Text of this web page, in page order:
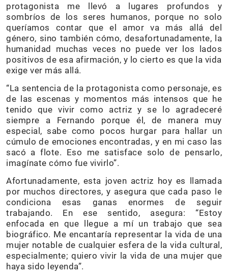
protagonista me llevó a lugares profundos y
sombríos de los seres humanos, porque no solo
queríamos contar que el amor va más allá del
género, sino también cómo, desafortunadamente, la
humanidad muchas veces no puede ver los lados
positivos de esa afirmación, y lo cierto es que la vida
exige ver más allá.
“La sentencia de la protagonista como personaje, es
de las escenas y momentos más intensos que he
tenido que vivir como actriz y se lo agradeceré
siempre a Fernando porque él, de manera muy
especial, sabe como pocos hurgar para hallar un
cúmulo de emociones encontradas, y en mi caso las
sacó a flote. Eso me satisface solo de pensarlo,
imagínate cómo fue vivirlo”.
Afortunadamente, esta joven actriz hoy es llamada
por muchos directores, y asegura que cada paso le
condiciona esas ganas enormes de seguir
trabajando. En ese sentido, asegura: “Estoy
enfocada en que llegue a mí un trabajo que sea
biográfico. Me encantaría representar la vida de una
mujer notable de cualquier esfera de la vida cultural,
especialmente; quiero vivir la vida de una mujer que
haya sido leyenda”.